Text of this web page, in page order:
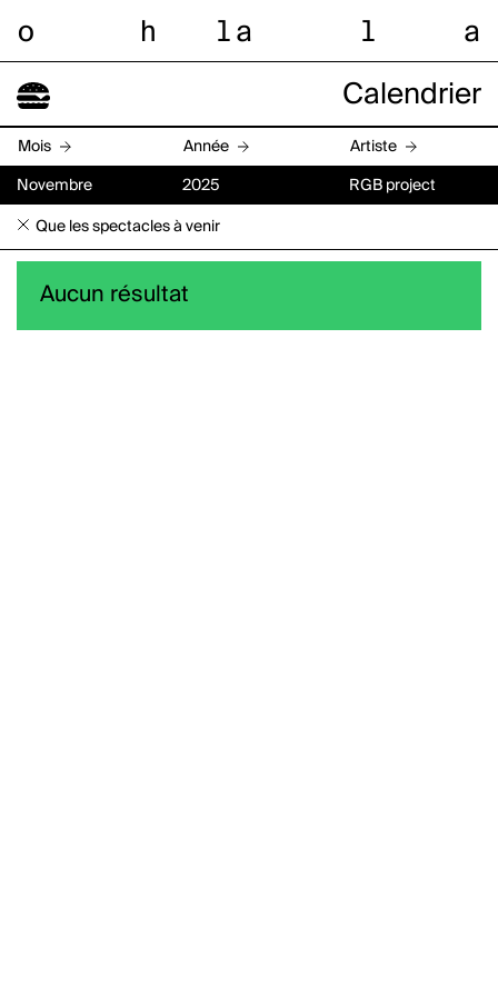
o h l a l a
Calendrier
Mois Année Artiste
Novembre 2025 RGB project
Que les spectacles à venir
Aucun résultat